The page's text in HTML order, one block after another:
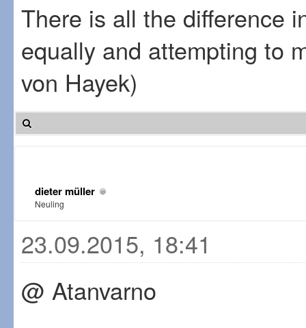
There is all the difference
equally and attempting to
von Hayek)
dieter müller
Neuling
23.09.2015, 18:41
@ Atanvarno